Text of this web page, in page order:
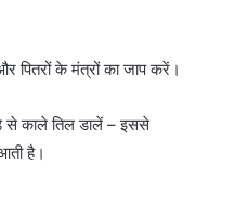
पितरों के मंत्रों का जाप करें।
से काले तिल डालें – इससे
है।